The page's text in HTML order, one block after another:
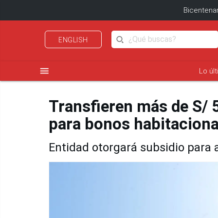
ENGLISH
menu Lo
Transfieren más de S/
para bonos
Entidad otorgará subsidio para